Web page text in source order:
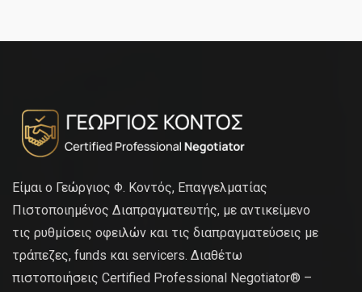
Είμαι ο Γεώργιος Φ. Κοντός, Επαγγελματίας
Πιστοποιημένος Διαπραγματευτής, με αντικείμενο
τις ρυθμίσεις οφειλών και τις διαπραγματεύσεις με
τράπεζες, funds και servicers. Διαθέτω
πιστοποιήσεις Certified Professional Negotiator® –